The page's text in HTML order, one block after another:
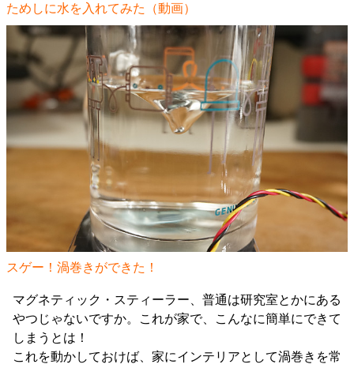
ためしに水を入れてみた（動画）
スゲー！渦巻きができた！
マグネティック・スティーラー、普通は研究室とかにある
やつじゃないですか。これが家で、こんなに簡単にできて
しまうとは！
これを動かしておけば、家にインテリアとして渦巻きを常